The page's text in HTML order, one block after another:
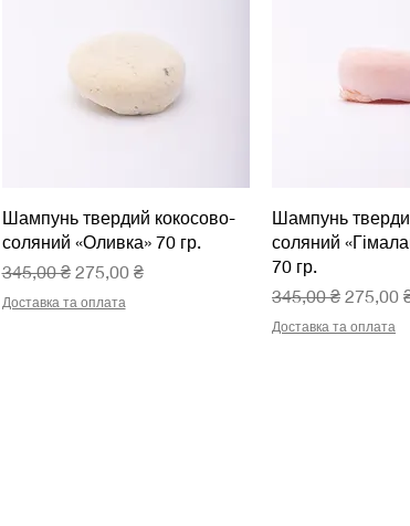
Швидкий перегляд
Шампунь твердий кокосово-
соляний «Оливка» 70 гр.
Звичайна ціна
345,00 ₴ За розпродажем
275,00 ₴
Доставка та оплата
Швидкий
Шампунь
соляний
70 гр.
Звичайна ціна
345,00 ₴ За
275,00
Доставка та оплата